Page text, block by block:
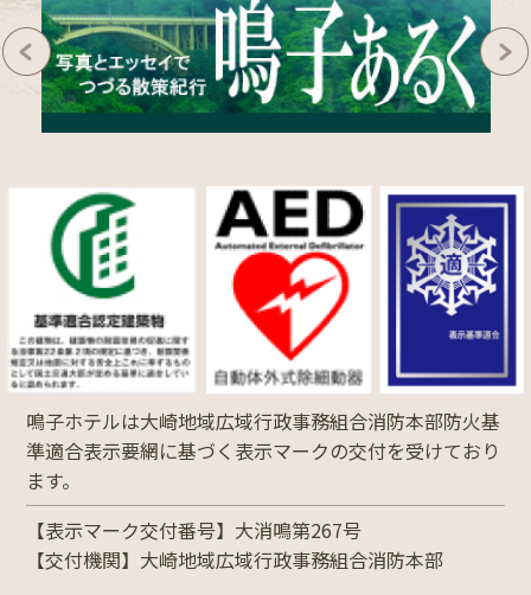
鳴子ホテルは大崎地域広域行政事務組合消防本部防火基
準適合表示要網に基づく表示マークの交付を受けており
ます。
【表示マーク交付番号】大消鳴第267号
【交付機関】大崎地域広域行政事務組合消防本部